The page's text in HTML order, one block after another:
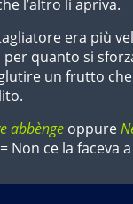
l’altro li apriva.
era più
quanto si
un frutto
abbènge oppure
= Non ce la faceva